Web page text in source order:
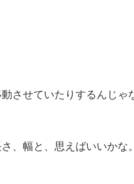
せていたりするんじゃ
、幅と、思えばいいか